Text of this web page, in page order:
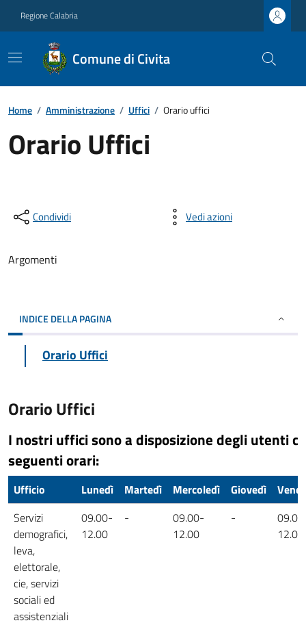
Regione Calabria
Comune di Civita
Home / Amministrazione / Uffici / Orario uffici
Orario Uffici
Condividi Vedi azioni
Argomenti
INDICE DELLA PAGINA
Orario Uffici
Orario Uffici
I nostri uffici sono a disposizione degli utenti
seguenti orari:
Ufficio Lunedì Martedì Mercoledì Giovedì
Servizi
demografici,
leva,
elettorale,
cie, servizi
sociali ed
assistenziali
09.00-
12.00
-
09.00-
12.00
-
12.00